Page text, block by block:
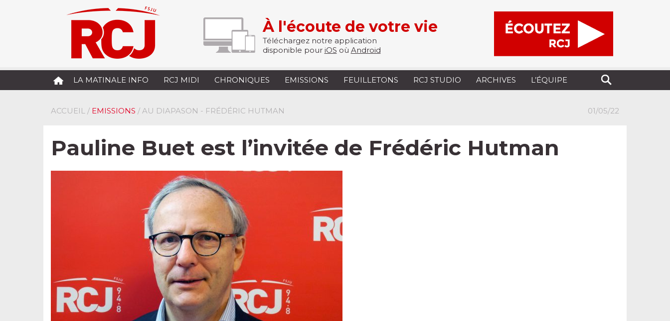
À l'écoute de votre vie
Téléchargez notre application
disponible pour iOS où Android
LA MATINALE INFO RCJ MIDI CHRONIQUES EMISSIONS FEUILLETONS RCJ STUDIO ARCHIVES L’ÉQUIPE
ACCUEIL / EMISSIONS / AU DIAPASON - FRÉDÉRIC HUTMAN 01/05/22
Pauline Buet est l’invitée de Frédéric Hutman